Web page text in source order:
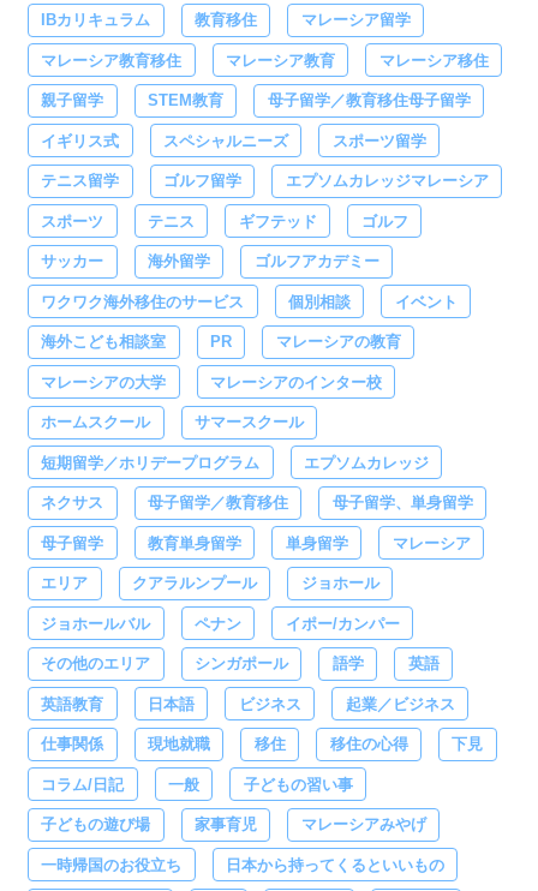
IBカリキュラム 教育移住 マレーシア留学
マレーシア教育移住 マレーシア教育 マレーシア移住
親子留学 STEM教育 母子留学／教育移住母子留学
イギリス式 スペシャルニーズ スポーツ留学
テニス留学 ゴルフ留学 エプソムカレッジマレーシア
スポーツ テニス ギフテッド ゴルフ
サッカー 海外留学 ゴルフアカデミー
ワクワク海外移住のサービス 個別相談 イベント
海外こども相談室 PR マレーシアの教育
マレーシアの大学 マレーシアのインター校
ホームスクール サマースクール
短期留学／ホリデープログラム エプソムカレッジ
ネクサス 母子留学／教育移住 母子留学、単身留学
母子留学 教育単身留学 単身留学 マレーシア
エリア クアラルンプール ジョホール
ジョホールバル ペナン イポー/カンパー
その他のエリア シンガポール 語学 英語
英語教育 日本語 ビジネス 起業／ビジネス
仕事関係 現地就職 移住 移住の心得 下見
コラム/日記 一般 子どもの習い事
子どもの遊び場 家事育児 マレーシアみやげ
一時帰国のお役立ち 日本から持ってくるといいもの